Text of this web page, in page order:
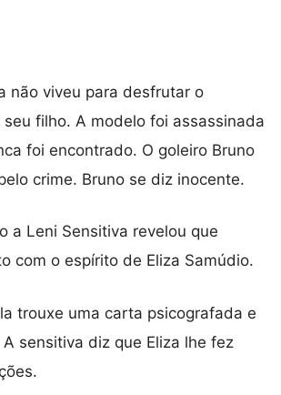
não viveu para desfrutar o
filho. A modelo foi assassinada
foi encontrado. O goleiro Bruno
crime. Bruno se diz inocente.
a Leni Sensitiva revelou que
com o espírito de Eliza Samúdio.
trouxe uma carta psicografada e
sensitiva diz que Eliza lhe fez